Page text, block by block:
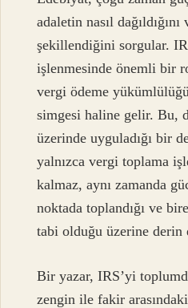
adaletin nasıl
şekillendiğini sorgular.
işlenmesinde önemli bir
vergi ödeme
simgesi haline gelir. Bu,
üzerinde uyguladığı bir
yalnızca vergi toplama
kalmaz, aynı zamanda
noktada toplandığı ve
tabi olduğu üzerine derin
Bir yazar, IRS’yi
zengin ile fakir